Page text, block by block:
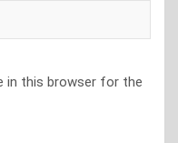
in this browser for the